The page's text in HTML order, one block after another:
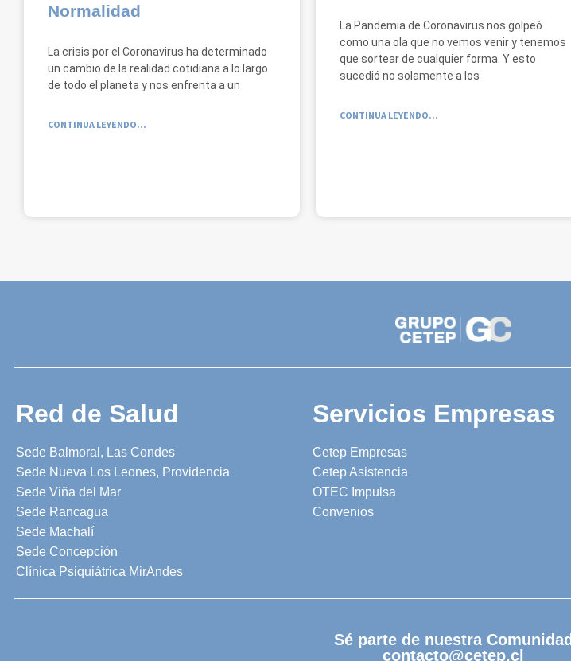
Normalidad
La crisis por el Coronavirus ha determinado
un cambio de la realidad cotidiana a lo largo
de todo el planeta y nos enfrenta a un
CONTINUA LEYENDO...
La Pandemia de Coronavirus nos golpeó
como una ola que no vemos venir y tenemos
que sortear de cualquier forma. Y esto
sucedió no solamente a los
CONTINUA LEYENDO...
Red de Salud
Sede Balmoral, Las Condes
Sede Nueva Los Leones, Providencia
Sede Viña del Mar
Sede Rancagua
Sede Machalí
Sede Concepción
Clínica Psiquiátrica MirAndes
Servicios Empresas
Cetep Empresas
Cetep Asistencia
OTEC Impulsa
Convenios
Sé parte de nuestra Comunidad
contacto@cetep.cl